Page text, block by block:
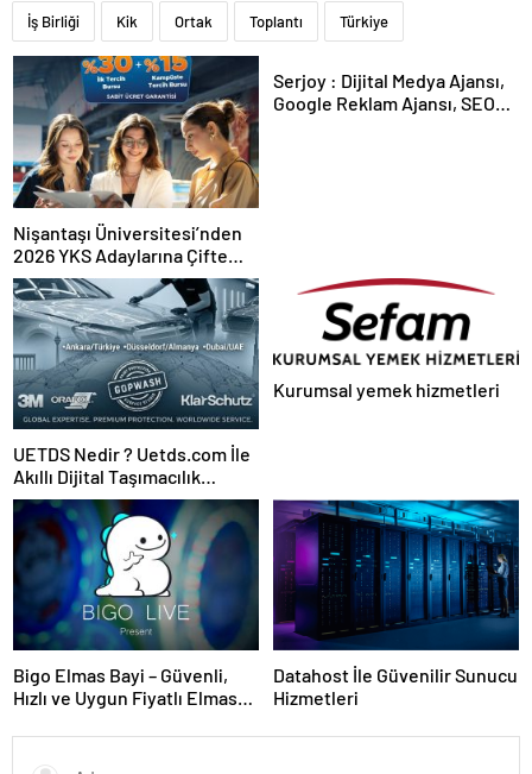
İş Birliği Kik Ortak Toplantı Türkiye
Nişantaşı Üniversitesi’nden
2026 YKS Adaylarına Çifte
Güvence: Sabit Ücret ve
Kesintisiz Burs
Serjoy : Dijital Medya Ajansı,
Google Reklam Ajansı, SEO
UETDS Nedir ? Uetds.com İle
Akıllı Dijital Taşımacılık
Yazılımı
Kurumsal yemek hizmetleri
Bigo Elmas Bayi – Güvenli,
Hızlı ve Uygun Fiyatlı Elmas
Datahost İle Güvenilir Sunucu
Hizmetleri